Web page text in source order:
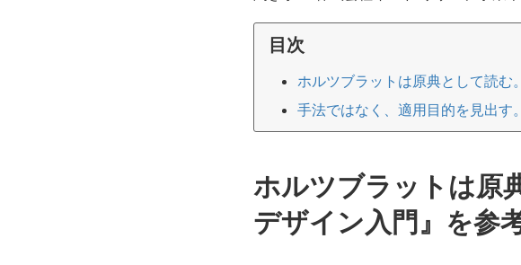
目次
ホルツブラットは原典として読む
手法ではなく、適用目的を見出す
ホルツブラットは原
デザイン入門』を参